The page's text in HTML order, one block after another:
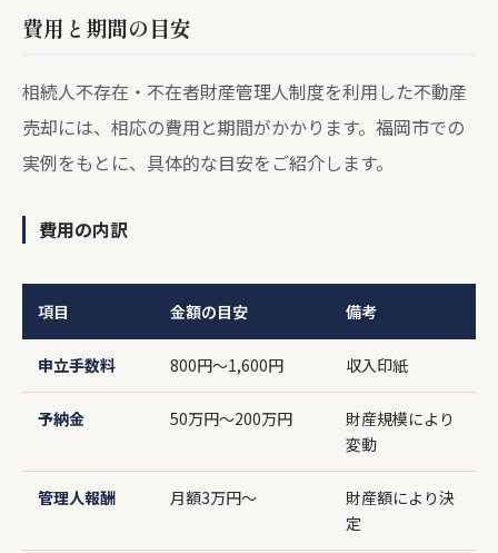
費用と期間の目安
相続人不存在・不在者財産管理人制度を利用した不動産
売却には、相応の費用と期間がかかります。福岡市での
実例をもとに、具体的な目安をご紹介します。
費用の内訳
項目 金額の目安 備考
申立手数料 800円～1,600円 収入印紙
予納金 50万円～200万円
財産規模により
変動
管理人報酬 月額3万円～
財産額により決
定